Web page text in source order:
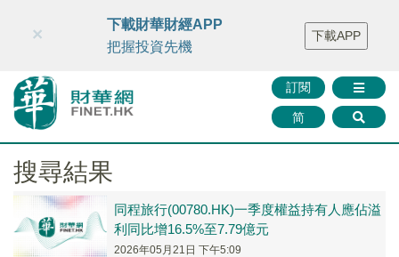
財華智庫網 FINTV FINMETA 財華證券 媒體矩陣
智庫沙龍
聯絡我們
訂閱
简
×
下載財華財經APP
把握投資先機
下載APP
搜尋結果
同程旅行(00780.HK)一季度權益持有人應佔溢
利同比增16.5%至7.79億元
2026年05月21日 下午5:09